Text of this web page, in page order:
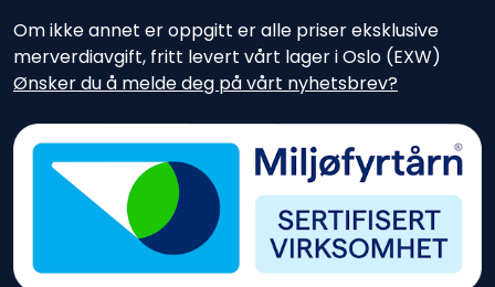
Om ikke annet er oppgitt er alle priser eksklusive
merverdiavgift, fritt levert vårt lager i Oslo (EXW)
Ønsker du å melde deg på vårt nyhetsbrev?